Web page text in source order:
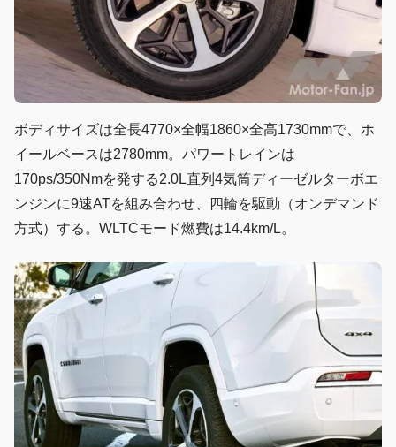
ボディサイズは全長4770×全幅1860×全高1730mmで、ホ
イールベースは2780mm。パワートレインは
170ps/350Nmを発する2.0L直列4気筒ディーゼルターボエ
ンジンに9速ATを組み合わせ、四輪を駆動（オンデマンド
方式）する。WLTCモード燃費は14.4km/L。